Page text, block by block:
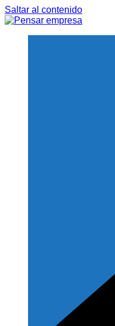
Saltar al contenido